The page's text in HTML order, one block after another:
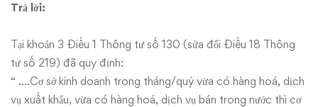
Trả lời:
Tại khoản 3 Điều 1 Thông tư số 130 (sửa đổi Điều 18 Thông
tư số 219) đã quy định:
“ ….Cơ sở kinh doanh trong tháng/quý vừa có hàng hoá, dịch
vụ xuất khẩu, vừa có hàng hoá, dịch vụ bán trong nước thì cơ